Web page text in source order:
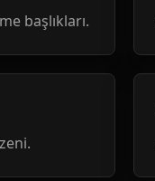
başlıkları.